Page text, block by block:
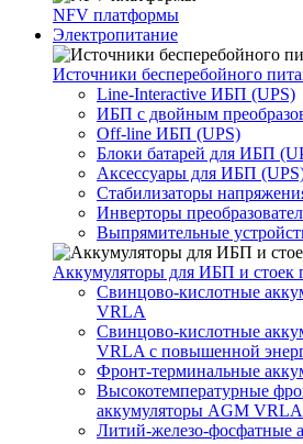
NFV платформы
Электропитание
Источники бесперебойного
Line-Interactive ИБП (UPS)
ИБП с двойным
Off-line ИБП (UPS)
Блоки батарей для ИБП
Аксессуары для ИБП
Стабилизаторы
Инверторы
Выпрямительные
Аккумуляторы для ИБП и стоек
Свинцово-кислотные
VRLA
Свинцово-кислотные
VRLA с повышенной
Фронт-терминальные
Высокотемпературные
аккумуляторы AGM VRLA
Литий-железо-фосфатные